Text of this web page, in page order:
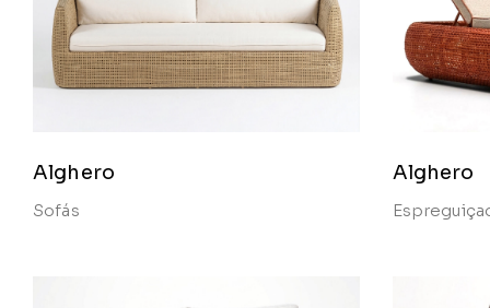
Alghero
Sofás
Alghero